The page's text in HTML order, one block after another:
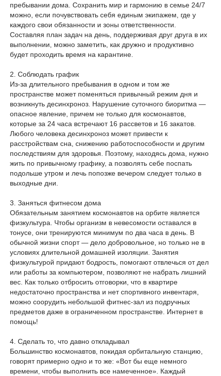
пребывании дома. Сохранить мир и гармонию в семье 24/7
можно, если почувствовать себя единым экипажем, где у
каждого свои обязанности и зоны ответственности.
Составляя план задач на день, поддерживая друг друга в их
выполнении, можно заметить, как дружно и продуктивно
будет проходить время на карантине.
2. Соблюдать график
Из-за длительного пребывания в одном и том же
пространстве может поменяться привычный режим дня и
возникнуть десинхроноз. Нарушение суточного биоритма —
опасное явление, причем не только для космонавтов,
которые за 24 часа встречают 16 рассветов и 16 закатов.
Любого человека десинхроноз может привести к
расстройствам сна, снижению работоспособности и другим
последствиям для здоровья. Поэтому, находясь дома, нужно
жить по привычному графику, а позволять себе поспать
подольше утром и лечь попозже вечером следует только в
выходные дни.
3. Заняться фитнесом дома
Обязательным занятием космонавтов на орбите является
физкультура. Чтобы организм в невесомости оставался в
тонусе, они тренируются минимум по два часа в день. В
обычной жизни спорт — дело добровольное, но только не в
условиях длительной домашней изоляции. Занятия
физкультурой придают бодрость, помогают отвлечься от дел
или работы за компьютером, позволяют не набрать лишний
вес. Как только отбросить отговорки, что в квартире
недостаточно пространства и нет спортивного инвентаря,
можно соорудить небольшой фитнес-зал из подручных
предметов даже в ограниченном пространстве. Интернет в
помощь!
4. Сделать то, что давно откладывал
Большинство космонавтов, покидая орбитальную станцию,
говорят примерно одно и то же: «Вот бы еще немного
времени, чтобы выполнить все намеченное». Каждый